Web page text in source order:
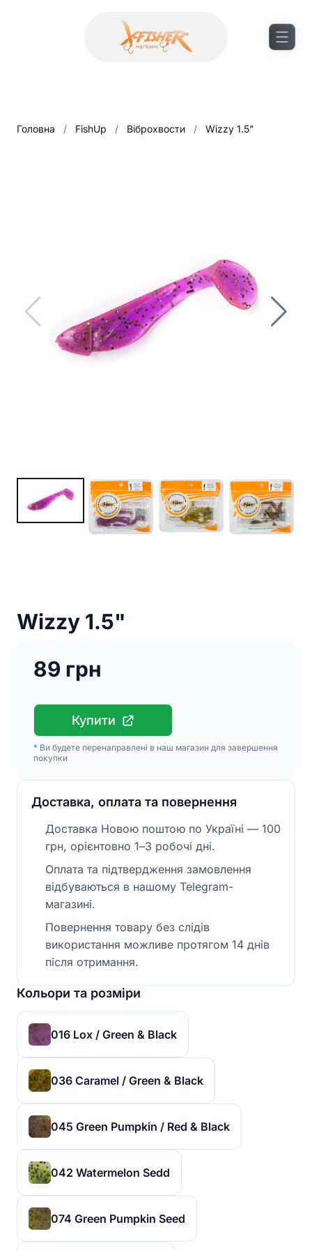
Головна / FishUp / Віброхвости / Wizzy 1.5"
Wizzy 1.5"
89 грн
Купити
* Ви будете перенаправлені в наш магазин для завершення
покупки
Доставка, оплата та повернення
Доставка Новою поштою по Україні — 100
грн, орієнтовно 1–3 робочі дні.
Оплата та підтвердження замовлення
відбуваються в нашому Telegram-
магазині.
Повернення товару без слідів
використання можливе протягом 14 днів
після отримання.
Кольори та розміри
016 Lox / Green & Black
036 Caramel / Green & Black
045 Green Pumpkin / Red & Black
042 Watermelon Sedd
074 Green Pumpkin Seed